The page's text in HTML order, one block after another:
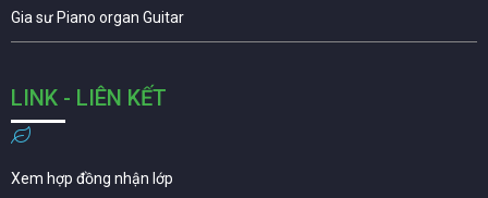
Gia sư Piano organ Guitar
LINK - LIÊN KẾT
Xem hợp đồng nhận lớp